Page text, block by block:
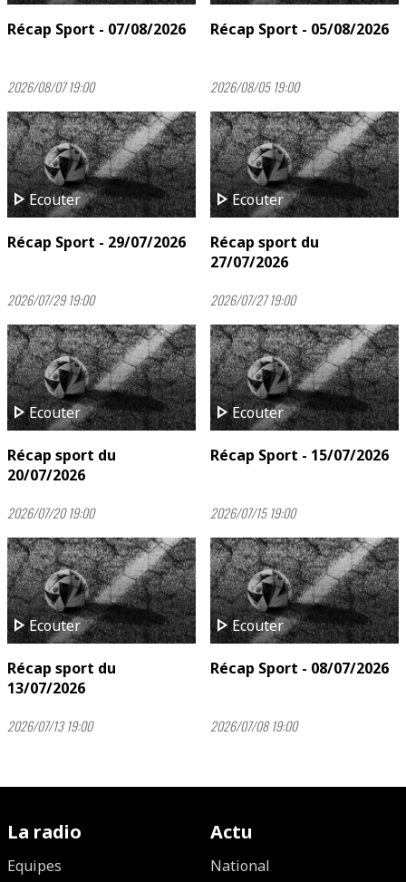
Récap Sport - 07/08/2026
2026/08/07 19:00
Récap Sport - 05/08/2026
2026/08/05 19:00
play_arrowEcouter
Récap Sport - 29/07/2026
2026/07/29 19:00
play_arrowEcouter
Récap sport du
27/07/2026
2026/07/27 19:00
play_arrowEcouter
Récap sport du
20/07/2026
2026/07/20 19:00
play_arrowEcouter
Récap Sport - 15/07/2026
2026/07/15 19:00
play_arrowEcouter
Récap sport du
13/07/2026
2026/07/13 19:00
play_arrowEcouter
Récap Sport - 08/07/2026
2026/07/08 19:00
La radio
Equipes
Actu
National